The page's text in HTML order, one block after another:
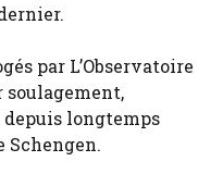
par L’Observatoire
soulagement,
longtemps
Schengen.